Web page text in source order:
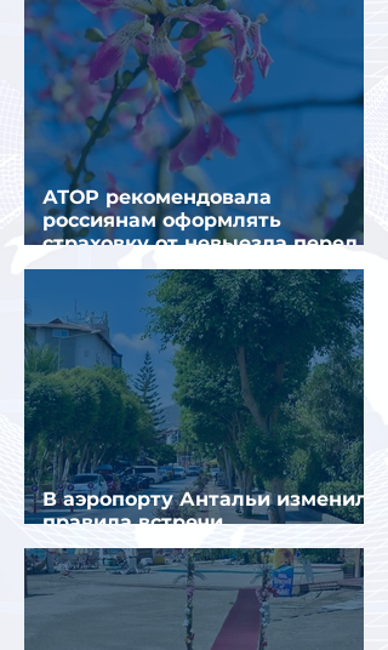
АТОР рекомендовала
россиянам оформлять
страховку от невыезда перед
поездкой в Грецию
В аэропорту Антальи изменили
правила встречи
организованных туристов